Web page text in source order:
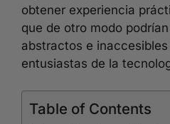
obtener experiencia
que de otro modo
abstractos e
entusiastas de la
Table of Contents